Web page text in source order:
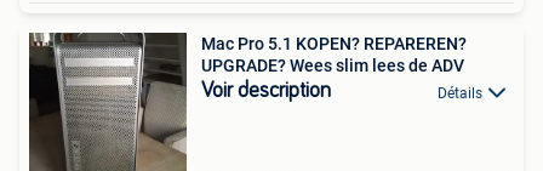
Mac Pro 5.1 KOPEN? REPAREREN?
UPGRADE? Wees slim lees de ADV
Voir description Détails